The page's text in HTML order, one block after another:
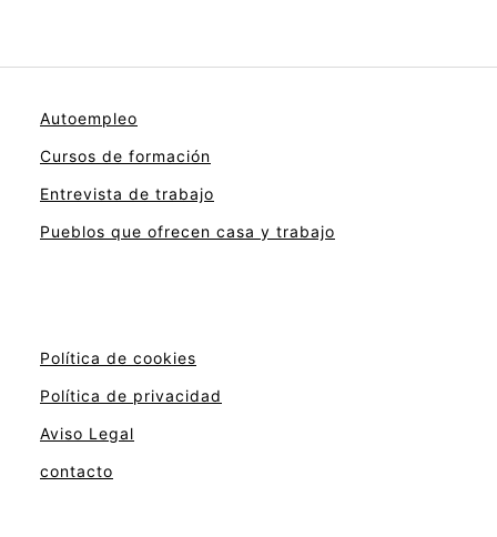
Autoempleo
Cursos de formación
Entrevista de trabajo
Pueblos que ofrecen casa y trabajo
Política de cookies
Política de privacidad
Aviso Legal
contacto